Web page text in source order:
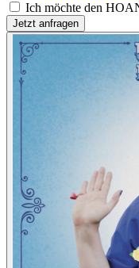
Ich möchte den